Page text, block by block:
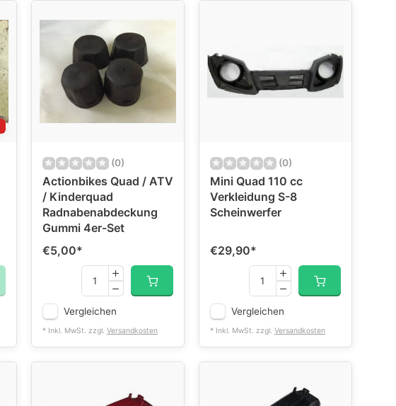
(0)
Actionbikes Quad / ATV
/ Kinderquad
Radnabenabdeckung
Gummi 4er-Set
€5,00*
Vergleichen
* Inkl. MwSt. zzgl. Versandkosten
(0)
Mini Quad 110 cc
Verkleidung S-8
Scheinwerfer
€29,90*
Vergleichen
* Inkl. MwSt. zzgl. Versandkosten